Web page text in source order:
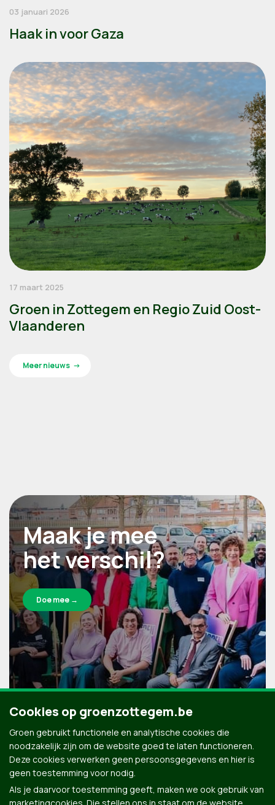
03 januari 2026
Haak in voor Gaza
17 maart 2025
Groen in Zottegem en Regio Zuid Oost-
Vlaanderen
Meer nieuws
Maak je mee
het verschil?
Doe mee →
Cookies op groenzottegem.be
Groen gebruikt functionele en analytische cookies die
noodzakelijk zijn om de website goed te laten functioneren.
Deze cookies verwerken geen persoonsgegevens en hier is
geen toestemming voor nodig.
Als je daarvoor toestemming geeft, maken we ook gebruik van